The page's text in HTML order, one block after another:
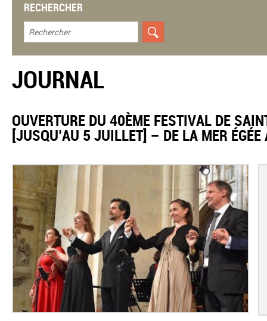
RECHERCHER
JOURNAL
OUVERTURE DU 40ÈME FESTIVAL DE
[JUSQU’AU 5 JUILLET] – DE LA MER